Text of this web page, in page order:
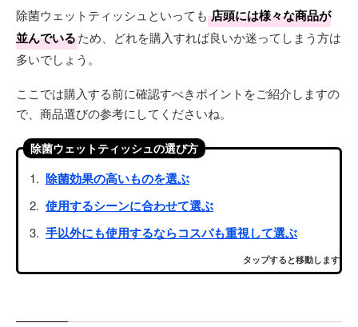
除菌ウェットティッシュといっても 店頭には様々な商品が
並んでいるため、どれを購入すれば良いか迷ってしまう方は
多いでしょう。
ここでは購入する前に確認すべきポイントをご紹介しますの
で、商品選びの参考にしてくださいね。
除菌ウェットティッシュの選び方
除菌効果の高いものを選ぶ
使用するシーンに合わせて選ぶ
手以外にも使用するならコスパも重視して選ぶ
タップすると移動します